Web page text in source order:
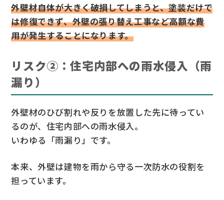
外壁材自体が大きく破損してしまうと、塗装だけで
は修復できず、外壁の張り替え工事など高額な費
用が発生することになります。
リスク②：住宅内部への雨水侵入（雨
漏り）
外壁材のひび割れや反りを放置した先に待ってい
るのが、住宅内部への雨水侵入。
いわゆる「雨漏り」です。
本来、外壁は建物を雨から守る一次防水の役割を
担っています。